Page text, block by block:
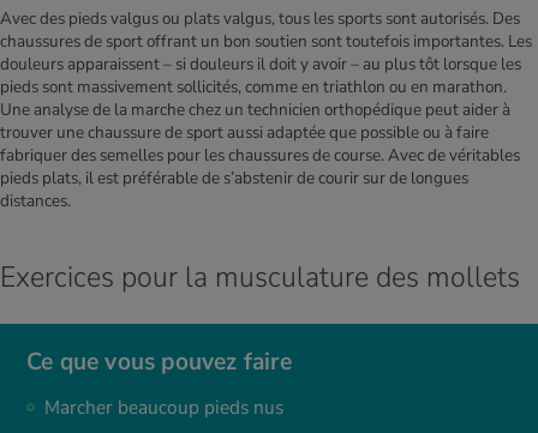
Avec des pieds valgus ou plats valgus, tous les sports sont autorisés. Des
chaussures de sport offrant un bon soutien sont toutefois importantes. Les
douleurs apparaissent – si douleurs il doit y avoir – au plus tôt lorsque les
pieds sont massivement sollicités, comme en triathlon ou en marathon.
Une analyse de la marche chez un technicien orthopédique peut aider à
trouver une chaussure de sport aussi adaptée que possible ou à faire
fabriquer des semelles pour les chaussures de course. Avec de véritables
pieds plats, il est préférable de s’abstenir de courir sur de longues
distances.
Exercices pour la musculature des mollets
Ce que vous pouvez faire
Marcher beaucoup pieds nus